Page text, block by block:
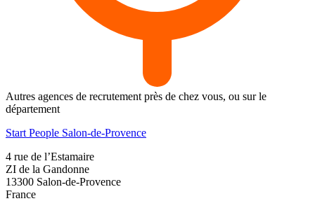
Autres agences de recrutement près de chez vous, ou sur le
département
Start People Salon-de-Provence
4 rue de l’Estamaire
ZI de la Gandonne
13300 Salon-de-Provence
France